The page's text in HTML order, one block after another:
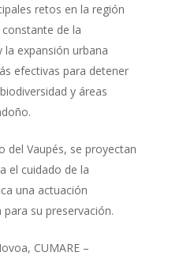
retos en la región
de la
la expansión urbana
efectivas para detener
y áreas
del Vaupés, se proyectan
el cuidado de la
una actuación
su preservación.
CUMARE –